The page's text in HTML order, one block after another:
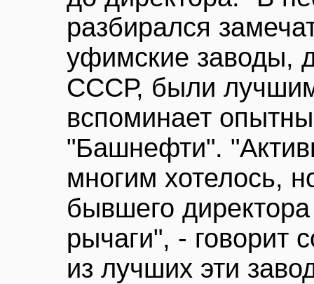
разбирался
уфимские заводы,
СССР, были
вспоминает
"Башнефти".
многим хотелось,
бывшего
рычаги", - говорит
из лучших эти